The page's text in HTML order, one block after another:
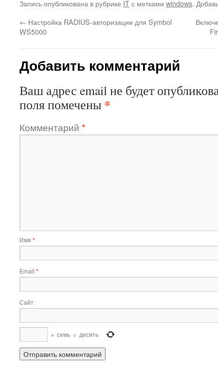
Запись опубликована в рубрике ITс метками windows.
← Настройка RADIUS-авторизации для Symbol
WS5000
Добавить комментарий
Ваш адрес email не будет
поля помечены *
Комментарий *
Имя *
Email *
Сайт
+ семь = десять